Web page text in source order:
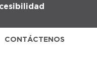
CONTÁCTENOS